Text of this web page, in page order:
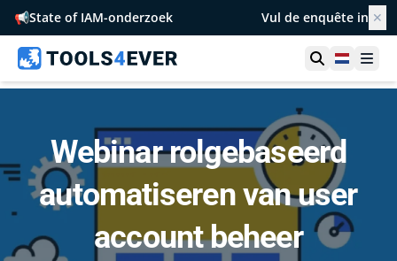
📢State of IAM-onderzoek Vul de enquête in ✕
Toon zoek
Webinar rolgebaseerd
automatiseren van user
account beheer